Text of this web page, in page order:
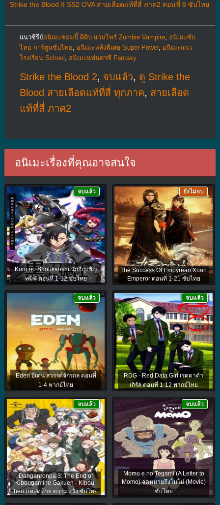
Strike the Blood II SS2 OVA สายเลือดแท้ที่สี่ ภาค2 ตอนที่ 8 ซับไทย
แนวซีรีย์อนิเมะซอมบี้ ผีดิบ แวมไพร์ Zombie Vampire, อนิเมะซับ
ไทย การ์ตูนซับไทย, อนิเมะพลังพิเศษ Super Power, อนิเมะแนว
โรงเรียน School , อนิเมะแฟนตาซี Fantasy
Strike the Blood 2, จบแล้ว, ดู Strike the
Blood สายเลือดแท้ที่สี่ ทุกภาค, สายเลือด
แท้ที่สี่ ภาค2
อนิเมะเรื่องที่คุณอาจสนใจ
Kuro no Shoukanshi นักอัญเชิญ
ทมิฬ ตอนที่ 1-12 ซับไทย
จบแล้ว
The Success Of Empyrean Xuan
Emperor ตอนที่ 1-21 ซับไทย
ยังไม่จบ
Eden อีเดน สวรรค์จักรกล ตอนที่
1-4 พากย์ไทย
จบแล้ว
RDG - Red Data Girl เรดดาต้า
เกิร์ล ตอนที่ 1-12 พากย์ไทย
จบแล้ว
Danganronpa 3: The End of
Kibougamine Gakuen - Kibou-
hen บทสุดท้าย ความหวัง ซับไทย
จบแล้ว
Momo e no Tegami (A Letter to
Momo) จดหมายถึงโมโม่ (Movie)
ซับไทย
จบแล้ว